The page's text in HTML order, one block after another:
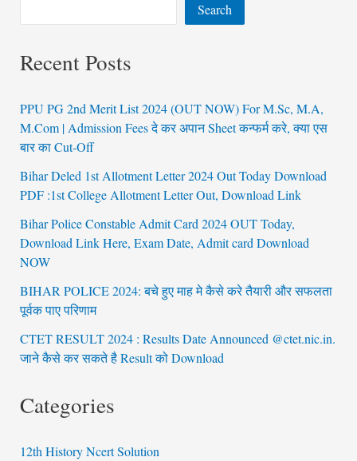
Search
Recent Posts
PPU PG 2nd Merit List 2024 (OUT NOW) For M.Sc, M.A,
M.Com | Admission Fees दे कर अपान Sheet कन्फर्म करे, क्या एस
बार का Cut-Off
Bihar Deled 1st Allotment Letter 2024 Out Today Download
PDF :1st College Allotment Letter Out, Download Link
Bihar Police Constable Admit Card 2024 OUT Today,
Download Link Here, Exam Date, Admit card Download
NOW
BIHAR POLICE 2024: बचे हुए माह मे कैसे करे तैयारी और सफलता
पूर्वक पाए परिणाम
CTET RESULT 2024 : Results Date Announced @ctet.nic.in.
जाने कैसे कर सकते है Result को Download
Categories
12th History Ncert Solution